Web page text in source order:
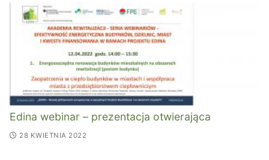
Edina webinar – prezentacja otwierająca
28 KWIETNIA 2022